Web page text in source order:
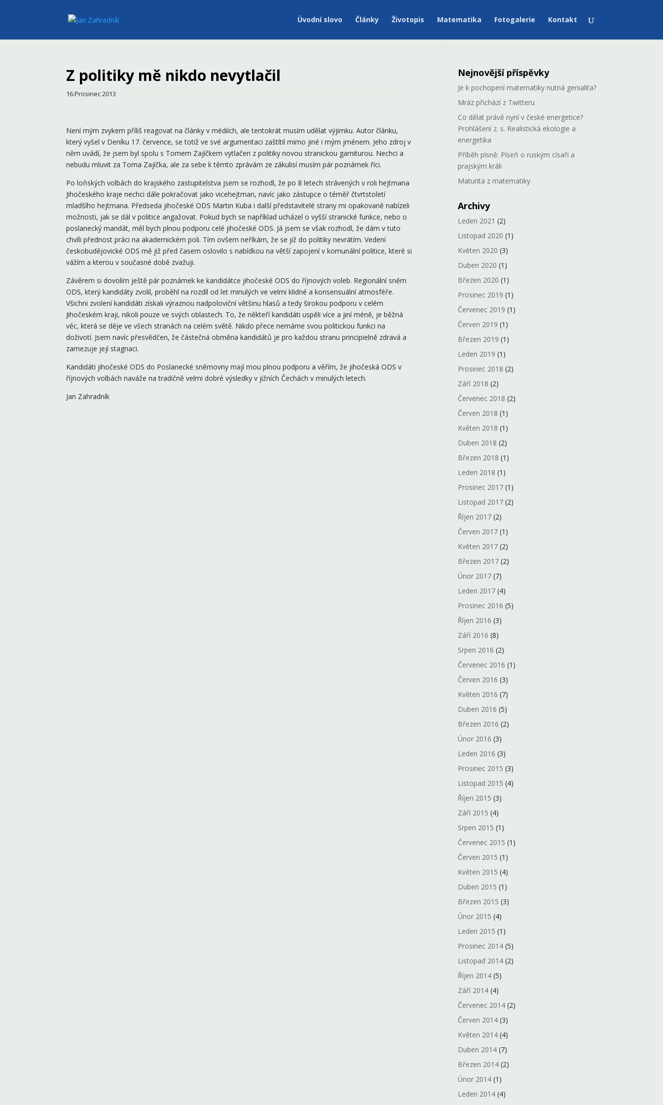
Úvodní slovo Články Životopis Matematika Fotogalerie Kontakt
Z politiky mě nikdo nevytlačil
16.Prosinec 2013
Není mým zvykem příliš reagovat na články v médiích, ale tentokrát musím udělat výjimku. Autor článku,
který vyšel v Deníku 17. července, se totiž ve své argumentaci zaštítil mimo jiné i mým jménem. Jeho zdroj v
něm uvádí, že jsem byl spolu s Tomem Zajíčkem vytlačen z politiky novou stranickou garniturou. Nechci a
nebudu mluvit za Toma Zajíčka, ale za sebe k těmto zprávám ze zákulisí musím pár poznámek říci.
Po loňských volbách do krajského zastupitelstva jsem se rozhodl, že po 8 letech strávených v roli hejtmana
Jihočeského kraje nechci dále pokračovat jako vicehejtman, navíc jako zástupce o téměř čtvrtstoletí
mladšího hejtmana. Předseda jihočeské ODS Martin Kuba i další představitelé strany mi opakovaně nabízeli
možnosti, jak se dál v politice angažovat. Pokud bych se například ucházel o vyšší stranické funkce, nebo o
poslanecký mandát, měl bych plnou podporu celé jihočeské ODS. Já jsem se však rozhodl, že dám v tuto
chvíli přednost práci na akademickém poli. Tím ovšem neříkám, že se již do politiky nevrátím. Vedení
českobudějovické ODS mě již před časem oslovilo s nabídkou na větší zapojení v komunální politice, které si
vážím a kterou v současné době zvažuji.
Závěrem si dovolím ještě pár poznámek ke kandidátce jihočeské ODS do říjnových voleb. Regionální sněm
ODS, který kandidáty zvolil, proběhl na rozdíl od let minulých ve velmi klidné a konsensuální atmosféře.
Všichni zvolení kandidáti získali výraznou nadpoloviční většinu hlasů a tedy širokou podporu v celém
Jihočeském kraji, nikoli pouze ve svých oblastech. To, že někteří kandidáti uspěli více a jiní méně, je běžná
věc, která se děje ve všech stranách na celém světě. Nikdo přece nemáme svou politickou funkci na
doživotí. Jsem navíc přesvědčen, že částečná obměna kandidátů je pro každou stranu principielně zdravá a
zamezuje její stagnaci.
Kandidáti jihočeské ODS do Poslanecké sněmovny mají mou plnou podporu a věřím, že jihočeská ODS v
říjnových volbách naváže na tradičně velmi dobré výsledky v jižních Čechách v minulých letech.
Jan Zahradník
Nejnovější příspěvky
Je k pochopení matematiky nutná genialita?
Mráz přichází z Twitteru
Co dělat právě nyní v české energetice?
Prohlášení z. s. Realistická ekologie a
energetika
Příběh písně: Píseň o ruským císaři a
prajským králi
Maturita z matematiky
Archivy
Leden 2021 (2)
Listopad 2020 (1)
Květen 2020 (3)
Duben 2020 (1)
Březen 2020 (1)
Prosinec 2019 (1)
Červenec 2019 (1)
Červen 2019 (1)
Březen 2019 (1)
Leden 2019 (1)
Prosinec 2018 (2)
Září 2018 (2)
Červenec 2018 (2)
Červen 2018 (1)
Květen 2018 (1)
Duben 2018 (2)
Březen 2018 (1)
Leden 2018 (1)
Prosinec 2017(1)
Listopad 2017(2)
Říjen 2017(2)
Červen 2017(1)
Květen 2017(2)
Březen 2017(2)
Únor 2017(7)
Leden 2017(4)
Prosinec 2016 (5)
Říjen 2016 (3)
Září 2016 (8)
Srpen 2016 (2)
Červenec 2016 (1)
Červen 2016 (3)
Květen 2016 (7)
Duben 2016 (5)
Březen 2016 (2)
Únor 2016 (3)
Leden 2016 (3)
Prosinec 2015 (3)
Listopad 2015 (4)
Říjen 2015 (3)
Září 2015 (4)
Srpen 2015 (1)
Červenec 2015 (1)
Červen 2015 (1)
Květen 2015 (4)
Duben 2015 (1)
Březen 2015 (3)
Únor 2015 (4)
Leden 2015 (1)
Prosinec 2014(5)
Listopad 2014(2)
Říjen 2014(5)
Září 2014(4)
Červenec 2014(2)
Červen 2014(3)
Květen 2014(4)
Duben 2014(7)
Březen 2014(2)
Únor 2014(1)
Leden 2014(4)